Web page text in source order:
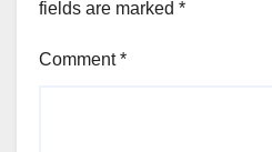
fields are marked *
Comment*